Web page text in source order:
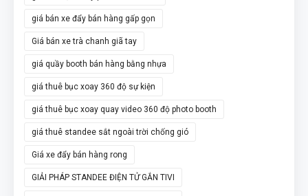
giá bán xe đẩy bán hàng gấp gọn
Giá bán xe trà chanh giã tay
giá quầy booth bán hàng bằng nhựa
giá thuê bục xoay 360 độ sự kiện
giá thuê bục xoay quay video 360 độ photo booth
giá thuê standee sắt ngoài trời chống gió
Giá xe đẩy bán hàng rong
GIẢI PHÁP STANDEE ĐIỆN TỬ GẮN TIVI